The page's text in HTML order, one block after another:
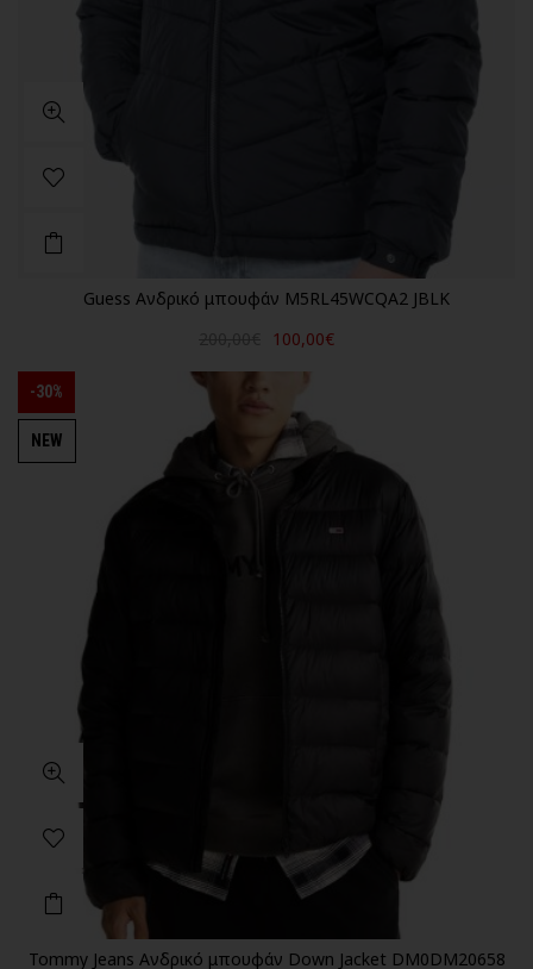
Guess Ανδρικό μπουφάν M5RL45WCQA2 JBLK
100,00€
-30%
NEW
Tommy Jeans Ανδρικό μπουφάν Down Jacket DM0DM20658